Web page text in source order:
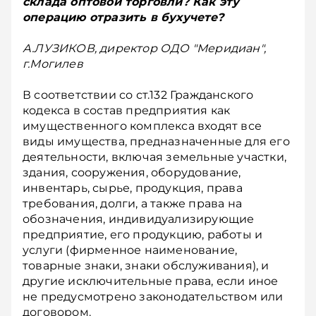
операцию отразить в бухучете?
А.ЛУЗИКОВ, директор ОДО "Меридиан",
г.Могилев
В соответствии со ст.132 Гражданского
кодекса в состав предприятия как
имущественного комплекса входят все
виды имущества, предназначенные для его
деятельности, включая земельные участки,
здания, сооружения, оборудование,
инвентарь, сырье, продукция, права
требования, долги, а также права на
обозначения, индивидуализирующие
предприятие, его продукцию, работы и
услуги (фирменное наименование,
товарные знаки, знаки обслуживания), и
другие исключительные права, если иное
не предусмотрено законодательством или
договором.